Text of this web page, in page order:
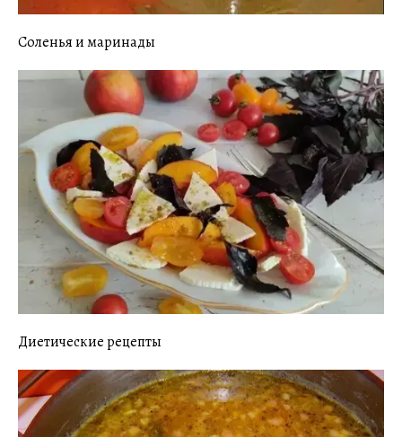
Соленья и маринады
Диетические рецепты